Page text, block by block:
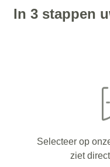
In 3 stappen
Selecteer op
ziet